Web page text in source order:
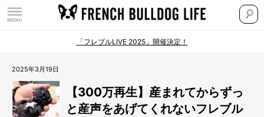
「フレブルLIVE 2025」開催決定！
2025年3月19日
【300万再生】産まれてからずっ
と産声をあげてくれないフレブル